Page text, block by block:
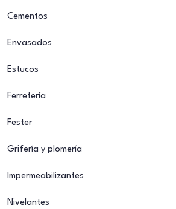
Cementos
Envasados
Estucos
Ferretería
Fester
Grifería y plomería
Impermeabilizantes
Nivelantes